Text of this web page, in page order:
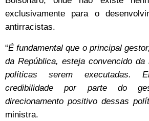
exclusivamente para o
antirracistas.
“É fundamental que o principal
da República, esteja convencido da
políticas serem executadas.
credibilidade por parte do
direcionamento positivo dessas
ministra.